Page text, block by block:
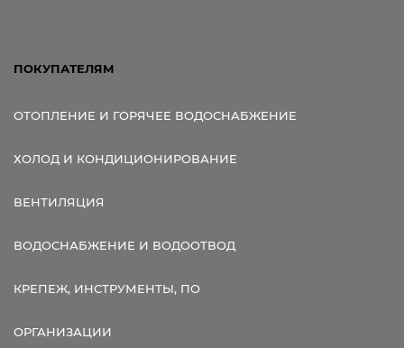
ПОКУПАТЕЛЯМ
ОТОПЛЕНИЕ И ГОРЯЧЕЕ ВОДОСНАБЖЕНИЕ
ХОЛОД И КОНДИЦИОНИРОВАНИЕ
ВЕНТИЛЯЦИЯ
ВОДОСНАБЖЕНИЕ И ВОДООТВОД
КРЕПЕЖ, ИНСТРУМЕНТЫ, ПО
ОРГАНИЗАЦИИ